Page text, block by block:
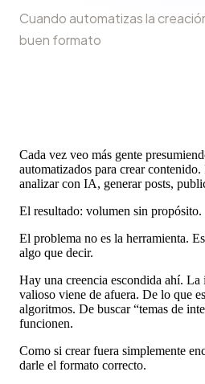
Cuando automatizas la
buen formato
Cada vez veo más gente
automatizados para crear
analizar con IA, generar posts,
El resultado: volumen sin propósito.
El problema no es la herramienta.
algo que decir.
Hay una creencia escondida ahí. La
valioso viene de afuera. De lo que
algoritmos. De buscar “temas de
funcionen.
Como si crear fuera simplemente
darle el formato correcto.